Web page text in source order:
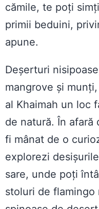
cămile, te poți
primii beduini,
apune.
Deșerturi
mangrove și
al Khaimah un loc
de natură. În afară
fi mânat de o
explorezi
sare, unde poți
stoluri de